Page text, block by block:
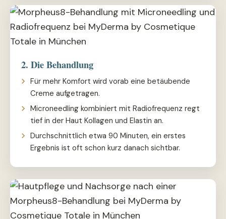
2. Die Behandlung
Für mehr Komfort wird vorab eine betäubende
Creme aufgetragen.
Microneedling kombiniert mit Radiofrequenz regt
tief in der Haut Kollagen und Elastin an.
Durchschnittlich etwa 90 Minuten, ein erstes
Ergebnis ist oft schon kurz danach sichtbar.